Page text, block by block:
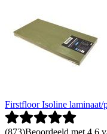
Firstfloor Isoline laminaat/
(873)Beoordeeld met 4.6